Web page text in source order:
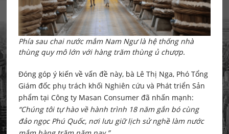
Phía sau chai nước mắm Nam Ngư là hệ thống nhà
thùng quy mô lớn với hàng trăm thùng ủ chượp.
Đóng góp ý kiến về vấn đề này, bà Lê Thị Nga, Phó Tổng
Giám đốc phụ trách khối Nghiên cứu và Phát triển Sản
phẩm tại Công ty Masan Consumer đã nhấn mạnh:
“Chúng tôi tự hào về hành trình 18 năm gắn bó cùng
đảo ngọc Phú Quốc, nơi lưu giữ lịch sử nghề làm nước